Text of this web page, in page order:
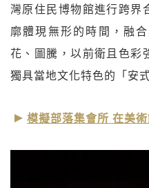
灣原住民博物館進行跨界
廓體現無形的時間，融
花、圖騰，以前衛且色彩
獨具當地文化特色的「安
模擬部落集會所 在美